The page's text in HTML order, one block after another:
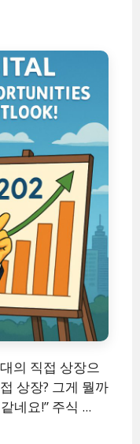
의 직접 상장으
상장? 그게 뭘까
네요!” 주식 ...